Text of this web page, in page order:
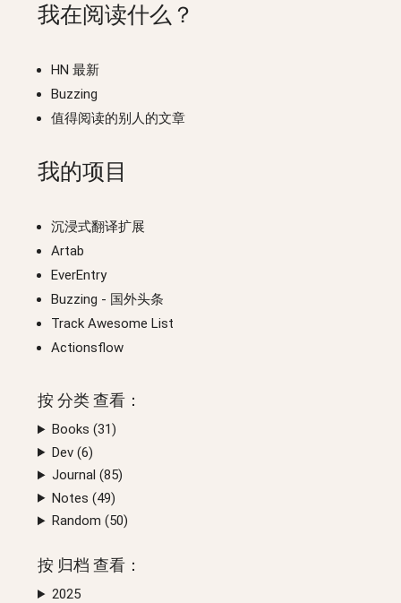
我在阅读什么？
HN 最新
Buzzing
值得阅读的别人的文章
我的项目
沉浸式翻译扩展
Artab
EverEntry
Buzzing - 国外头条
Track Awesome List
Actionsflow
按 分类 查看：
Books (31)
Dev (6)
Journal (85)
Notes (49)
Random (50)
按 归档 查看：
2025